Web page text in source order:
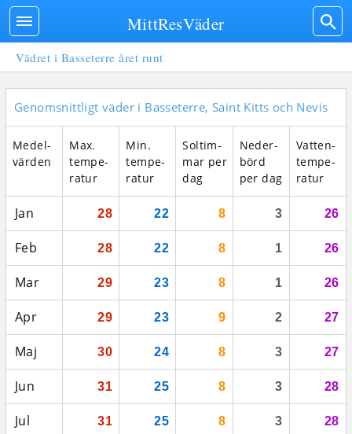
Vädret i Basseterre året runt
Genomsnittligt väder i Basseterre, Saint Kitts och Nevis
Medel­
vär­den
Max.
tempe­
ratur
Min.
tempe­
ratur
Sol­tim­
mar per
dag
Neder­
börd
per dag
Vatten­
tempe­
ratur
Jan 28 22 8 3 26
Feb 28 22 8 1 26
Mar 29 23 8 1 26
Apr 29 23 9 2 27
Maj 30 24 8 3 27
Jun 31 25 8 3 28
Jul 31 25 8 3 28
MittResVäder